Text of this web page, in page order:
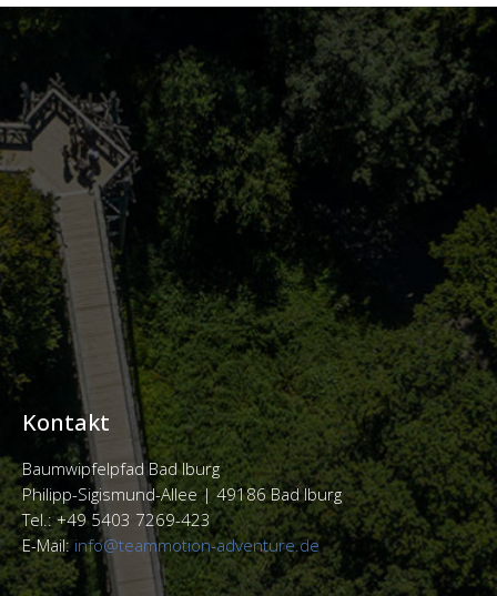
Kontakt
Baumwipfelpfad Bad Iburg
Philipp-Sigismund-Allee |49186 Bad Iburg
Tel.: +49 5403 7269-423
E-Mail: info@teammotion-adventure.de